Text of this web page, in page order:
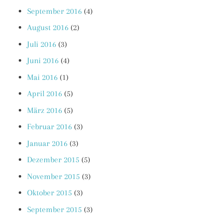
September 2016 (4)
August 2016 (2)
Juli 2016 (3)
Juni 2016 (4)
Mai 2016 (1)
April 2016 (5)
März 2016 (5)
Februar 2016 (3)
Januar 2016 (3)
Dezember 2015 (5)
November 2015 (3)
Oktober 2015 (3)
September 2015 (3)